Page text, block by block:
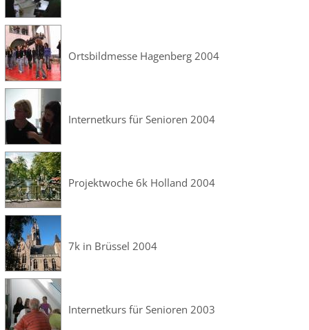
Ortsbildmesse Hagenberg 2004
Internetkurs für Senioren 2004
Projektwoche 6k Holland 2004
7k in Brüssel 2004
Internetkurs für Senioren 2003